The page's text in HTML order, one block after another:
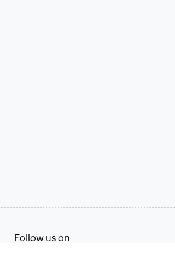
Follow us on